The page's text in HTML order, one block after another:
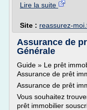
Lire la suite
Site : reassurez-
Assurance de
Générale
Guide » Le prêt
Assurance de prêt
Assurance de prêt
Vous souhaitez
prêt immobilier